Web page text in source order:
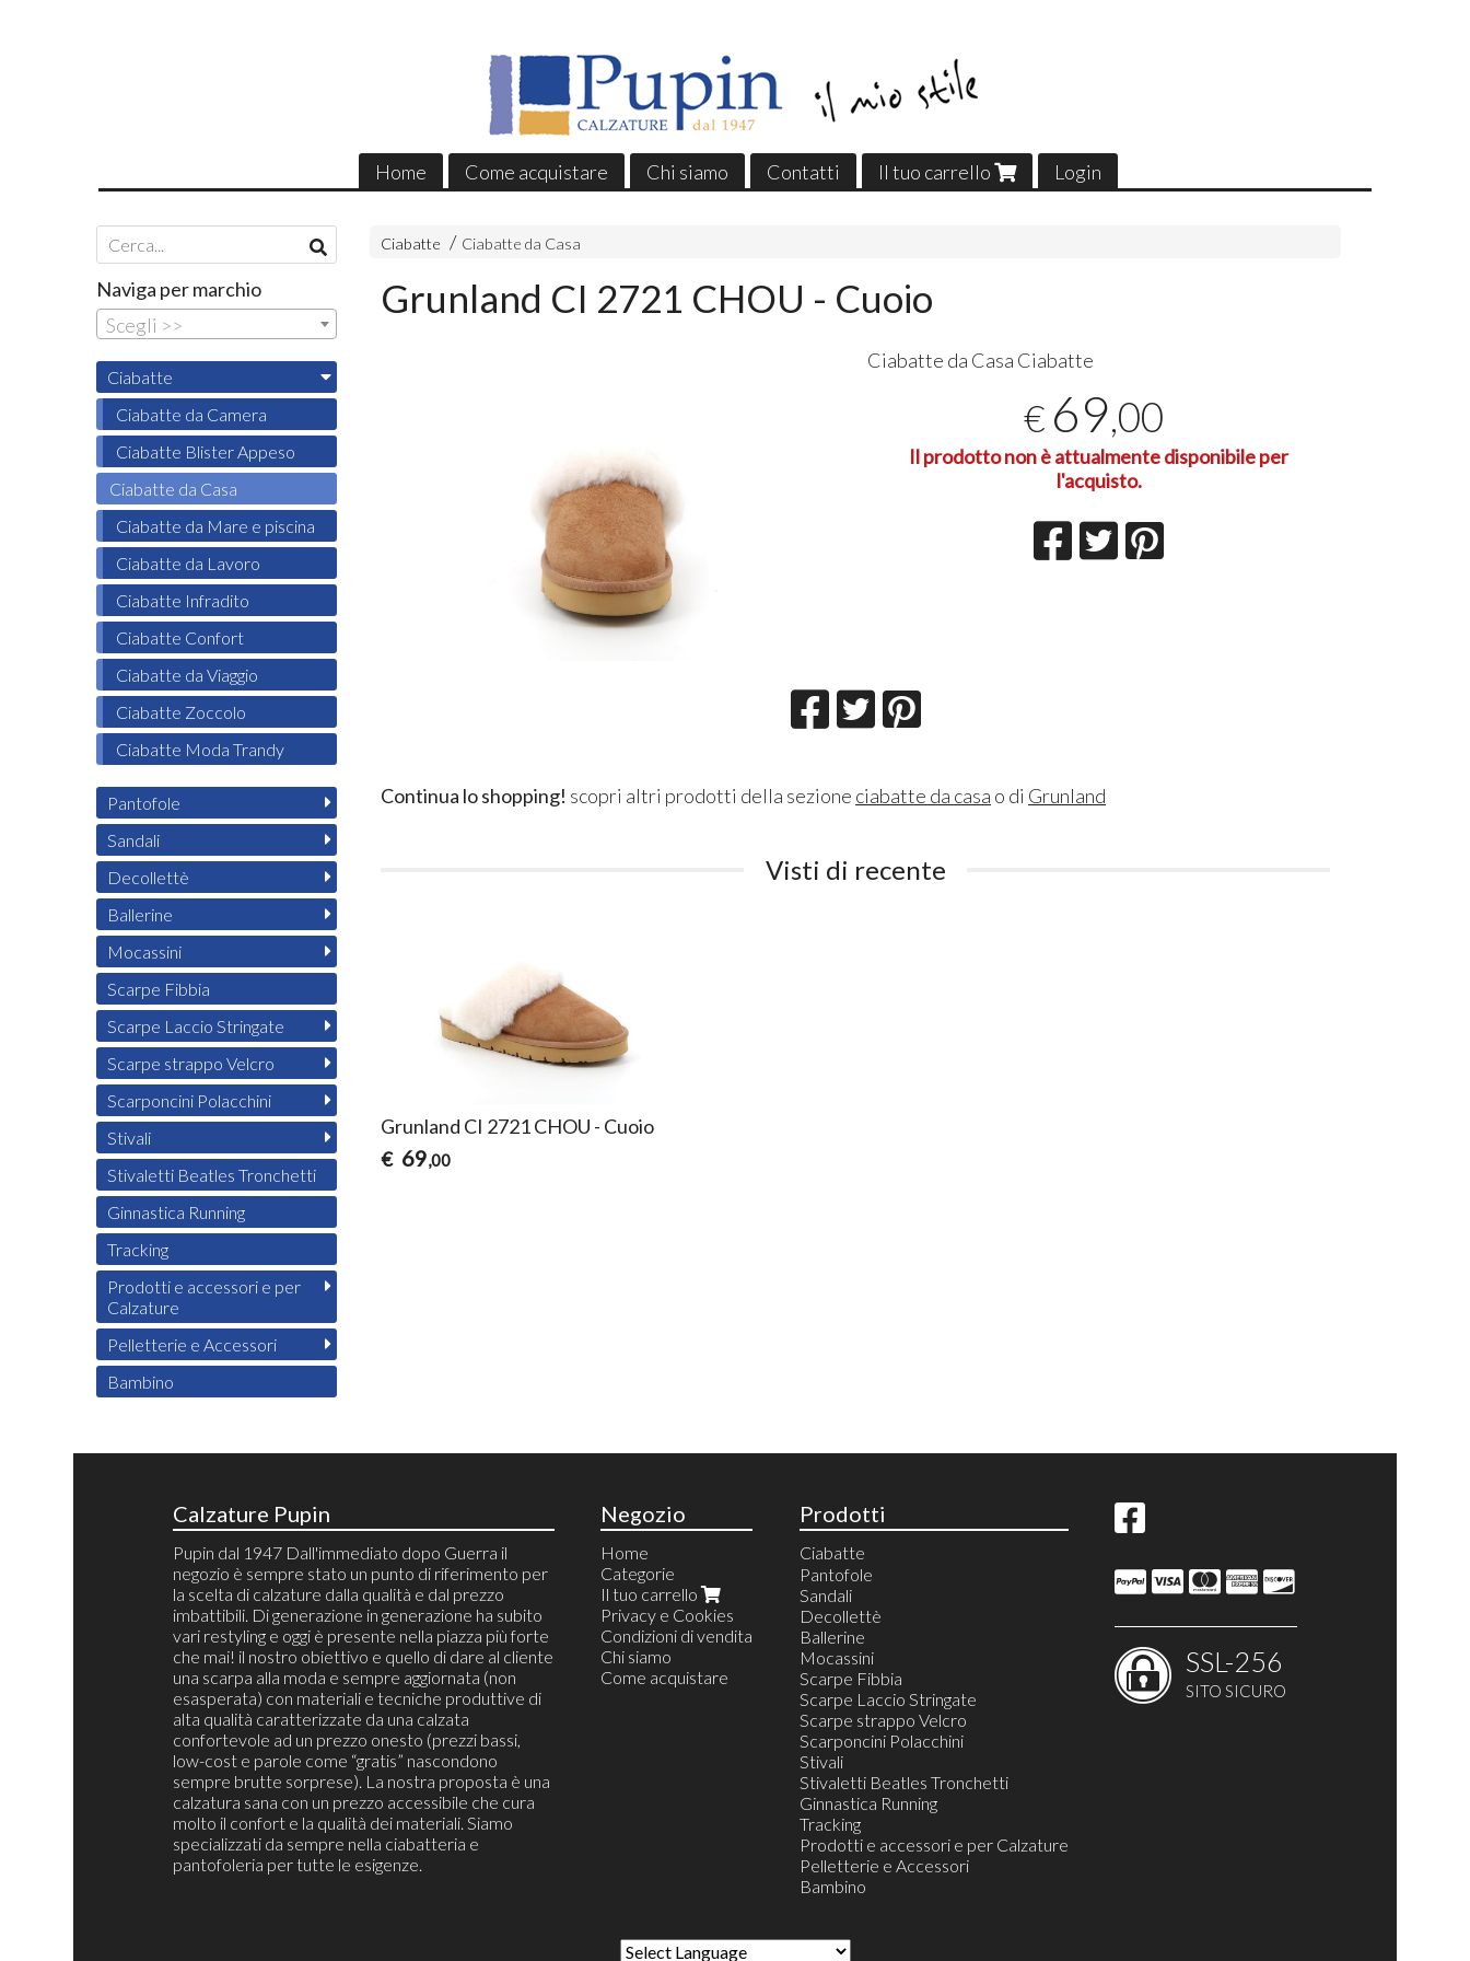
Home Come acquistare Chi siamo Contatti Il tuo carrello Login
Ciabatte Ciabatte da Casa
Grunland CI 2721 CHOU - Cuoio
Ciabatte da Casa Ciabatte
€ 69,00
Il prodotto non è attualmente disponibile per
l'acquisto.
Continua lo shopping! scopri altri prodotti della sezione ciabatte da casa o di Grunland
Visti di recente
Grunland CI 2721 CHOU - Cuoio
€ 69,00
Naviga per marchio
Scegli >>
Ciabatte
Ciabatte da Camera
Ciabatte Blister Appeso
Ciabatte da Casa
Ciabatte da Mare e piscina
Ciabatte da Lavoro
Ciabatte Infradito
Ciabatte Confort
Ciabatte da Viaggio
Ciabatte Zoccolo
Ciabatte Moda Trandy
Pantofole
Sandali
Decollettè
Ballerine
Mocassini
Scarpe Fibbia
Scarpe Laccio Stringate
Scarpe strappo Velcro
Scarponcini Polacchini
Stivali
Stivaletti Beatles Tronchetti
Ginnastica Running
Tracking
Prodotti e accessori e per
Calzature
Pelletterie e Accessori
Bambino
Calzature Pupin
Pupin dal 1947 Dall'immediato dopo Guerra il
negozio è sempre stato un punto di riferimento per
la scelta di calzature dalla qualità e dal prezzo
imbattibili. Di generazione in generazione ha subito
vari restyling e oggi è presente nella piazza più forte
che mai! il nostro obiettivo e quello di dare al cliente
una scarpa alla moda e sempre aggiornata (non
esasperata) con materiali e tecniche produttive di
alta qualità caratterizzate da una calzata
confortevole ad un prezzo onesto (prezzi bassi,
low-cost e parole come “gratis” nascondono
sempre brutte sorprese). La nostra proposta è una
calzatura sana con un prezzo accessibile che cura
molto il confort e la qualità dei materiali. Siamo
specializzati da sempre nella ciabatteria e
pantofoleria per tutte le esigenze.
Negozio
Home
Categorie
Il tuo carrello
Privacy e Cookies
Condizioni di vendita
Chi siamo
Come acquistare
Prodotti
Ciabatte
Ciabatte da Camera
Ciabatte Blister Appeso
Ciabatte da Casa
Ciabatte da Mare e piscina
Ciabatte da Lavoro
Ciabatte Infradito
Ciabatte Confort
Ciabatte da Viaggio
Ciabatte Zoccolo
Ciabatte Moda Trandy
Pantofole
Sandali
Decollettè
Ballerine
Mocassini
Scarpe Fibbia
Scarpe Laccio Stringate
Scarpe strappo Velcro
Scarponcini Polacchini
Stivali
Stivaletti Beatles Tronchetti
Ginnastica Running
Tracking
Prodotti e accessori e per Calzature
Pelletterie e Accessori
Bambino
SSL-256
SITO SICURO